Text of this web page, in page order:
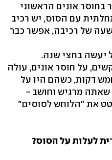
בחוסר אונים הראשוני
עם הסוס, יש רכיב
של רכיבה, אפשר כבר
יעשה בחצי שנה.
על חוסר אונים, עולה
דקות, כשהם היו על
שאתה מרגיש וחושב -
את "הלוחש לסוסים"
לעלות על הסוס?